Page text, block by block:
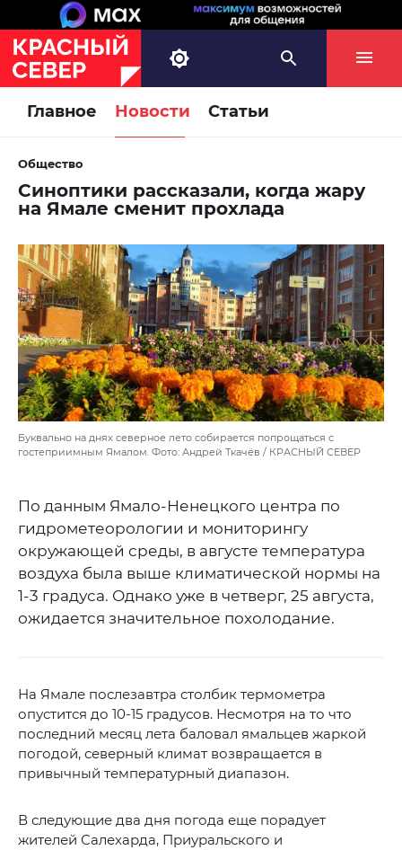
Главное Новости Статьи
Общество
Синоптики рассказали, когда жару
на Ямале сменит прохлада
Буквально на днях северное лето собирается попрощаться с
гостеприимным Ямалом. Фото: Андрей Ткачёв / КРАСНЫЙ СЕВЕР
По данным Ямало-Ненецкого центра по
гидрометеорологии и мониторингу
окружающей среды, в августе температура
воздуха была выше климатической нормы на
1-3 градуса. Однако уже в четверг, 25 августа,
ожидается значительное похолодание.
На Ямале послезавтра столбик термометра
опустится до 10-15 градусов. Несмотря на то что
последний месяц лета баловал ямальцев жаркой
погодой, северный климат возвращается в
привычный температурный диапазон.
В следующие два дня погода еще порадует
жителей Салехарда, Приуральского и